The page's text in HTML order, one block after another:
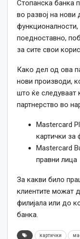
Стопанска банка
во развој на нови
поедноставно,
за сите свои
Како дел од ова
нови производи,
што ќе следуваат
партнерство во
Mastercard
картички за
Mastercard
правни лица
За какви било
клиентите можат
филијала или до
банка.
картички